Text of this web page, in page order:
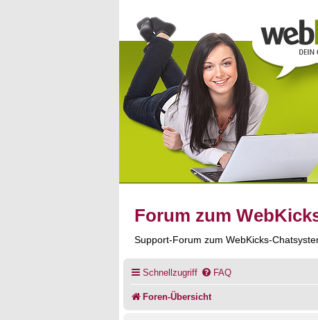
Forum zum
Support-Forum zum WebKicks-
Schnellzugriff FAQ
Foren-Übersicht